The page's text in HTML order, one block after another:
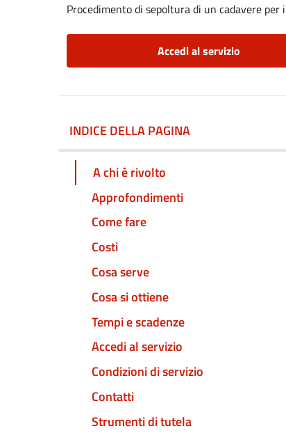
Procedimento di sepoltura di un cadavere
Accedi al servizio
INDICE DELLA PAGINA
A chi è rivolto
Approfondimenti
Come fare
Costi
Cosa serve
Cosa si ottiene
Tempi e scadenze
Accedi al servizio
Condizioni di servizio
Contatti
Strumenti di tutela